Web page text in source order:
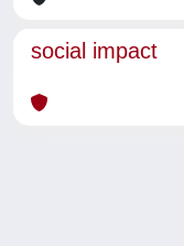
social impact